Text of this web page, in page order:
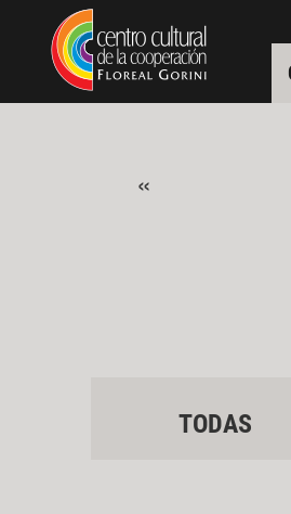
Pasar al contenido principal
Jump to main content
«
TODAS